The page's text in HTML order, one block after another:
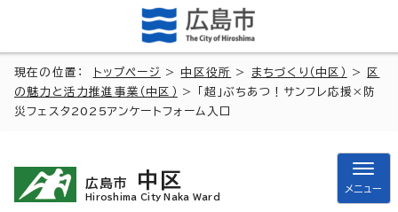
現在の位置： トップページ > 中区役所 > まちづくり（中区） >
区
の魅力と活力推進事業（中区）
> 「超」ぶちあつ！サンフレ応援×防
災フェスタ2025アンケートフォーム入口
広島市 中区
Hiroshima City Naka Ward
メニュー